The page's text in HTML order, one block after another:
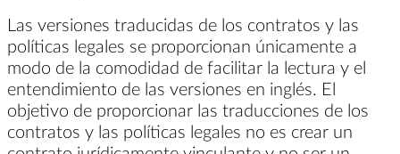
Las versiones traducidas de los contratos y las
políticas legales se proporcionan únicamente a
modo de la comodidad de facilitar la lectura y el
entendimiento de las versiones en inglés. El
objetivo de proporcionar las traducciones de los
contratos y las políticas legales no es crear un